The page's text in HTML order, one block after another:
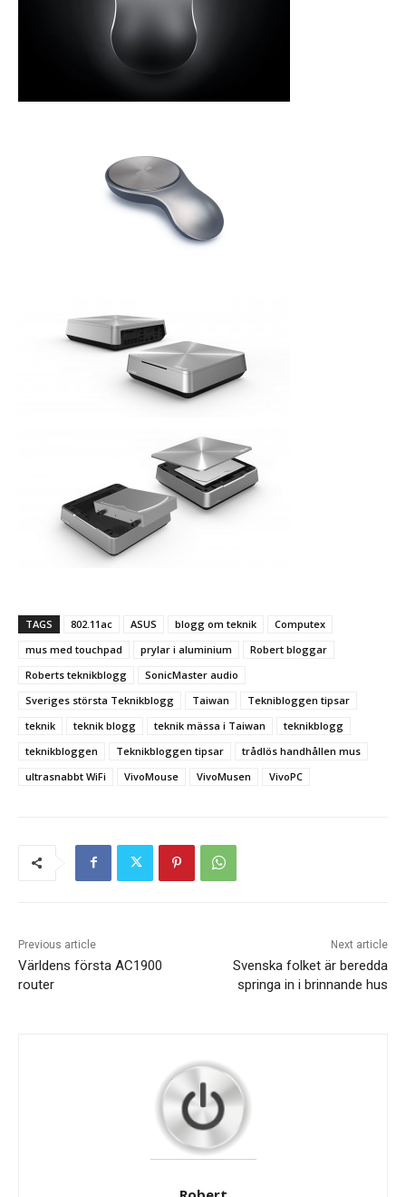
TAGS 802.11ac ASUS blogg om teknik
Computex
mus med touchpad
prylar i aluminium
Robert bloggar
Roberts teknikblogg
SonicMaster audio
Sveriges största Teknikblogg
Taiwan
Teknibloggen tipsar
teknik
teknik blogg teknik mässa i Taiwan
teknikblogg
teknikbloggen
Teknikbloggen tipsar
trådlös handhållen mus
ultrasnabbt WiFi
VivoMouse VivoMusen VivoPC
Previous article
Världens första AC1900
router
Next article
Svenska folket är beredda
springa in i brinnande hus